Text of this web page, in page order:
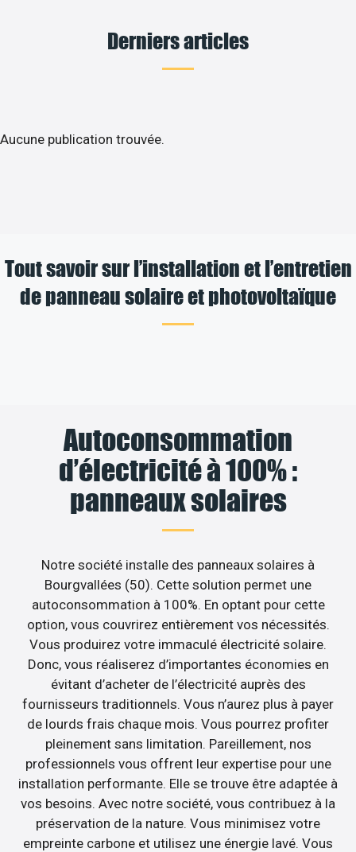
Derniers articles
Aucune publication trouvée.
Tout savoir sur l’installation et l’entretien
de panneau solaire et photovoltaïque
Autoconsommation
d’électricité à 100% :
panneaux solaires
Notre société installe des panneaux solaires à
Bourgvallées (50). Cette solution permet une
autoconsommation à 100%. En optant pour cette
option, vous couvrirez entièrement vos nécessités.
Vous produirez votre immaculé électricité solaire.
Donc, vous réaliserez d’importantes économies en
évitant d’acheter de l’électricité auprès des
fournisseurs traditionnels. Vous n’aurez plus à payer
de lourds frais chaque mois. Vous pourrez profiter
pleinement sans limitation. Pareillement, nos
professionnels vous offrent leur expertise pour une
installation performante. Elle se trouve être adaptée à
vos besoins. Avec notre société, vous contribuez à la
préservation de la nature. Vous minimisez votre
empreinte carbone et utilisez une énergie lavé. Vous